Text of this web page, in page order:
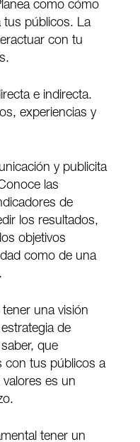
como cómo
tus públicos. La
con tu
e indirecta.
experiencias y
y publicita
las
de
los resultados,
objetivos
como de una
una visión
de
que
con tus públicos a
es un
tener un